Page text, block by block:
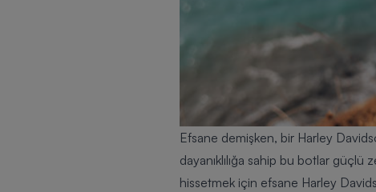
Efsane demişken, bir Harley
dayanıklılığa sahip bu botlar
hissetmek için efsane Harley